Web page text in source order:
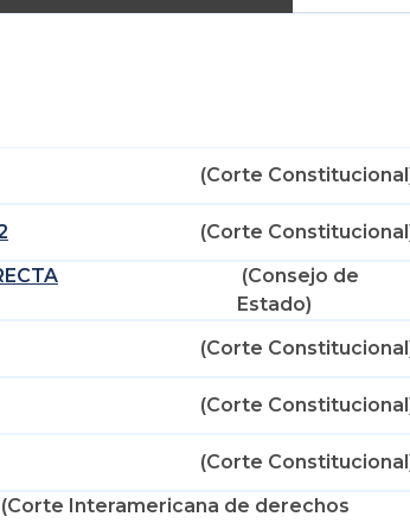
(Corte
(Corte
(Consejo de
Estado)
(Corte
(Corte
(Corte
(Corte Interamericana de derechos